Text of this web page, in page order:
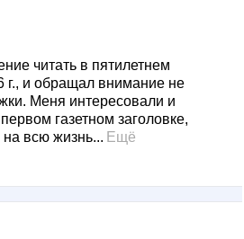
читать в пятилетнем
г., и обращал внимание не
Меня интересовали и
газетном заголовке,
всю жизнь... Ещё